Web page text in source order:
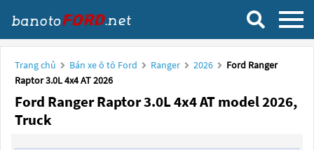
Trang chủ Bán xe ô tô Ford Ranger 2026
Ford Ranger
Raptor 3.0L 4x4 AT 2026
Ford Ranger Raptor 3.0L 4x4 AT model 2026,
Truck